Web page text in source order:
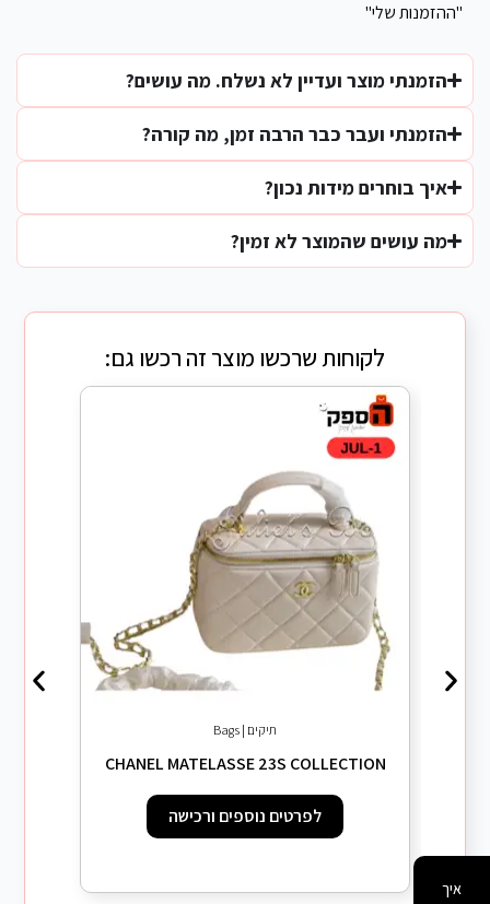
"ההזמנות שלי"
הזמנתי מוצר ועדיין לא נשלח. מה עושים?
הזמנתי ועבר כבר הרבה זמן, מה קורה?
איך בוחרים מידות נכון?
מה עושים שהמוצר לא זמין?
לקוחות שרכשו מוצר זה רכשו גם:
תיקים | Bags
CHANEL MATELASSE 23S COLLECTION
לפרטים נוספים ורכישה
איך